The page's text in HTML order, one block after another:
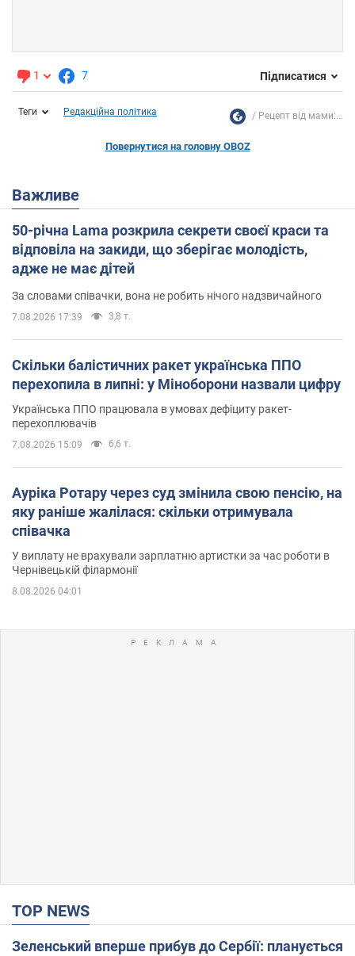
1 7 Підписатися
Теги Редакційна політика Рецепт від мами:...
Повернутися на головну OBOZ
Важливе
50-річна Lama розкрила секрети своєї краси та
відповіла на закиди, що зберігає молодість,
адже не має дітей
За словами співачки, вона не робить нічого надзвичайного
7.08.2026 17:39 3,8 т.
Скільки балістичних ракет українська ППО
перехопила в липні: у Міноборони назвали цифру
Українська ППО працювала в умовах дефіциту ракет-
перехоплювачів
7.08.2026 15:09 6,6 т.
Ауріка Ротару через суд змінила свою пенсію, на
яку раніше жалілася: скільки отримувала
співачка
У виплату не врахували зарплатню артистки за час роботи в
Чернівецькій філармонії
8.08.2026 04:01
TOP NEWS
Зеленський вперше прибув до Сербії: планується